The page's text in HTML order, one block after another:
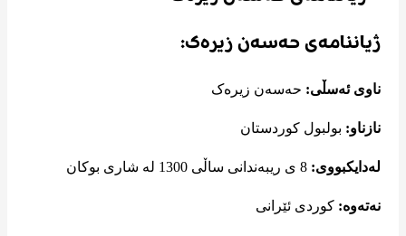
ژیاننامەی حەسەن زیرەک:
ناوی ئەسڵی: حەسەن زیرەک
نازناو: بولبول کوردستان
لەدایکبووی:
نەتەوە: کوردی ئێرانی